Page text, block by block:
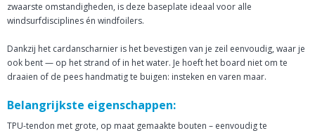
zwaarste omstandigheden, is deze baseplate ideaal voor alle
windsurfdisciplines én windfoilers.
Dankzij het cardanscharnier is het bevestigen van je zeil eenvoudig, waar je
ook bent — op het strand of in het water. Je hoeft het board niet om te
draaien of de pees handmatig te buigen: insteken en varen maar.
Belangrijkste eigenschappen:
TPU-tendon met grote, op maat gemaakte bouten – eenvoudig te